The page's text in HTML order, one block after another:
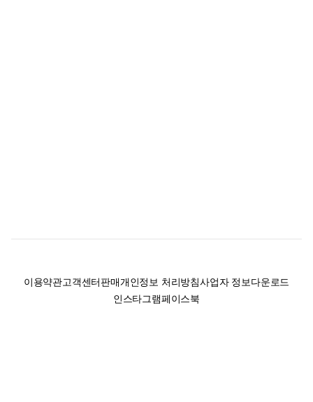
이용약관고객센터판매개인정보 처리방침사업자 정보다운로드
인스타그램페이스북